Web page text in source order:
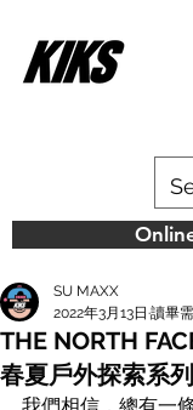
THE NORTH
春夏戶外探索系列
SU MAXX
2022年3月13日 讀畢